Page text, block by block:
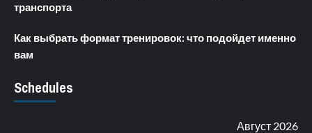
транспорта
Как выбрать формат тренировок: что подойдет именно
вам
Schedules
Август 2026